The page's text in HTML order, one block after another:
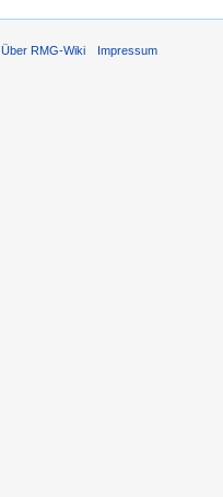
Über RMG-Wiki Impressum